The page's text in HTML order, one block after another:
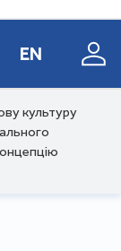
EN
культуру